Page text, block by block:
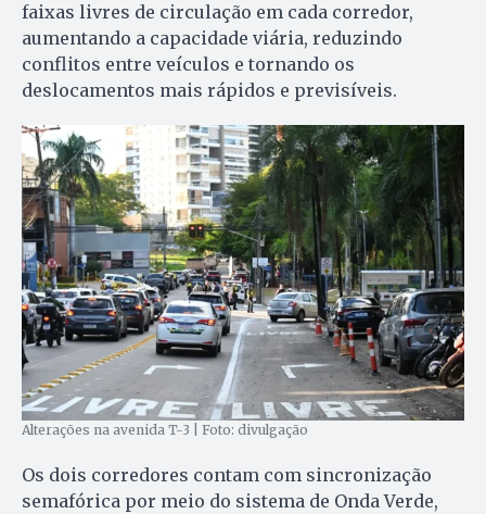
faixas livres de circulação em cada corredor,
aumentando a capacidade viária, reduzindo
conflitos entre veículos e tornando os
deslocamentos mais rápidos e previsíveis.
Alterações na avenida T-3 | Foto: divulgação
Os dois corredores contam com sincronização
semafórica por meio do sistema de Onda Verde,